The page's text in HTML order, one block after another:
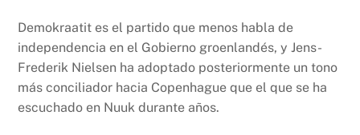
Demokraatit es el partido que menos habla de
independencia en el Gobierno groenlandés, y Jens-
Frederik Nielsen ha adoptado posteriormente un tono
más conciliador hacia Copenhague que el que se ha
escuchado en Nuuk durante años.